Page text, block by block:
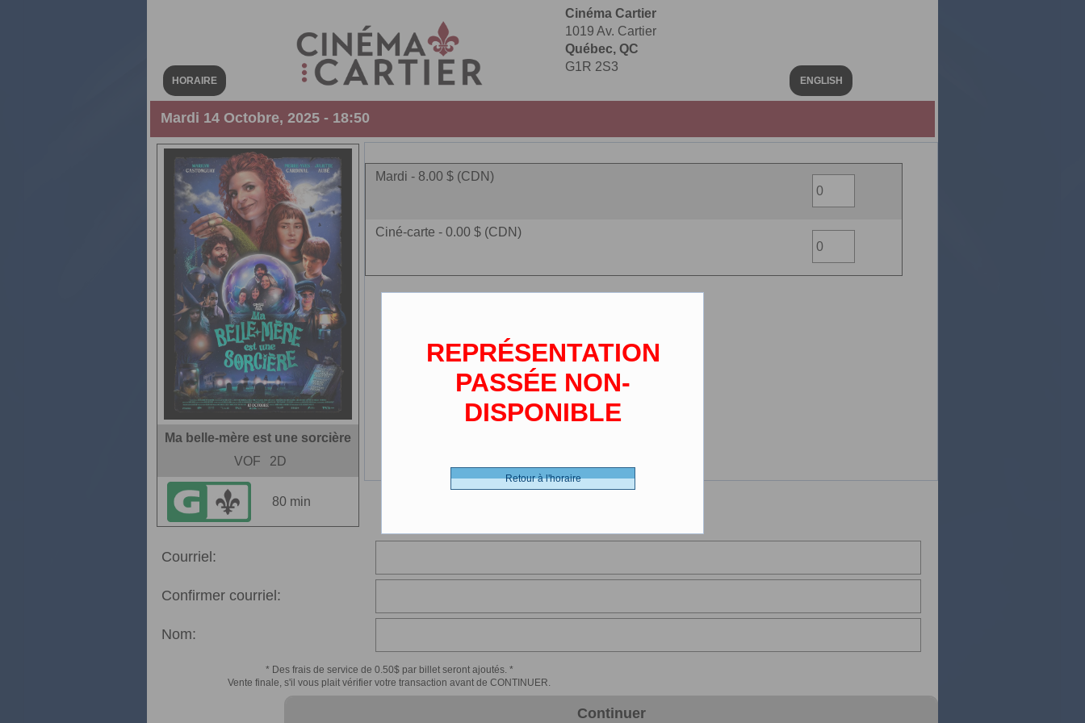
HORAIRE
Cinéma Cartier
1019 Av. Cartier
Québec, QC
G1R 2S3
ENGLISH
Mardi 14 Octobre, 2025 - 18:50
Ma belle-mère est une sorcière
VOF
2D
80 min
Mardi - 8.00 $ (CDN)
Ciné-carte - 0.00 $ (CDN)
Courriel:
Confirmer courriel:
Nom:
* Des frais de service de 0.50$ par billet seront ajoutés. *
Vente finale, s'il vous plait vérifier votre transaction avant de CONTINUER.
Continuer
REPRÉSENTATION
PASSÉE NON-
DISPONIBLE
Retour à l'horaire